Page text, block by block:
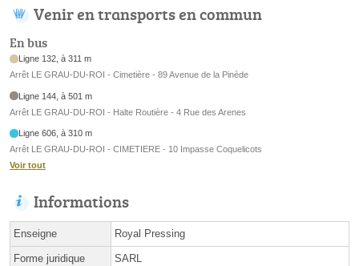
Venir en transports en commun
En bus
Ligne 132, à 311 m
Arrêt LE GRAU-DU-ROI - Cimetière - 89 Avenue de la Pinède
Ligne 144, à 501 m
Arrêt LE GRAU-DU-ROI - Halte Routière - 4 Rue des Arenes
Ligne 606, à 310 m
Arrêt LE GRAU-DU-ROI - CIMETIERE - 10 Impasse Coquelicots
Voir tout
Informations
Enseigne Royal Pressing
Forme juridique SARL